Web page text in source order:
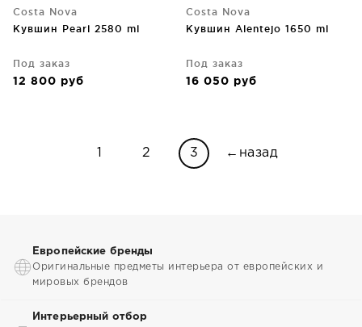
Costa Nova
Кувшин Pearl 2580 ml
Под заказ
12 800 руб
Costa Nova
Кувшин Alentejo 1650 ml
Под заказ
16 050 руб
2 3 ←назад
Европейские бренды
Оригинальные предметы интерьера от европейских и
мировых брендов
Интерьерный отбор